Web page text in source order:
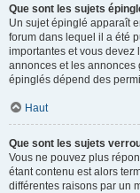
Que sont les sujets
Un sujet épinglé apparaît
forum dans lequel il a été
importantes et vous devez
annonces et les
épinglés dépend des
Haut
Que sont les sujets
Vous ne pouvez plus
étant contenu est alors
différentes raisons par un